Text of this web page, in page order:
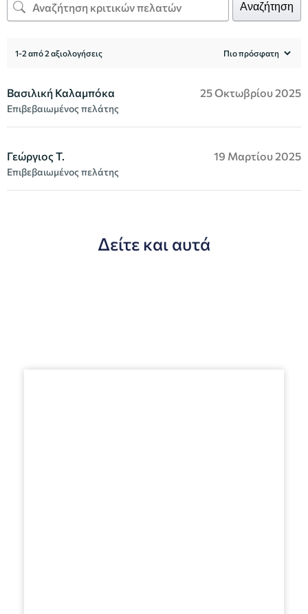
Αναζήτηση
1-2 από 2 αξιολογήσεις
Βασιλική Καλαμπόκα
Επιβεβαιωμένος πελάτης
25 Οκτωβρίου 2025
Γεώργιος Τ.
Επιβεβαιωμένος πελάτης
19 Μαρτίου 2025
Δείτε και αυτά